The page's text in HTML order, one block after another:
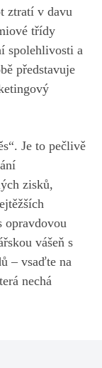
ztratí v davu
třídy
spolehlivosti a
představuje
Je to pečlivě
zisků,
opravdovou
vášeň s
– vsaďte na
nechá